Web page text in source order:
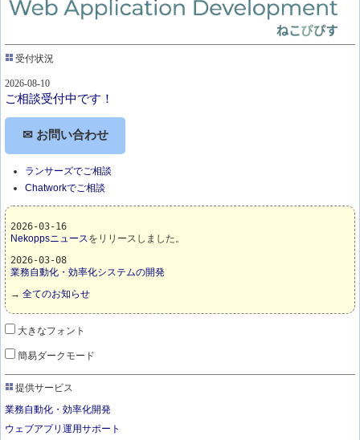
受付状況
2026-08-10
ご相談受付中です！
✉ お問い合わせ
ランサーズでご相談
Chatworkでご相談
2026-03-16
Nekoppsニュース をリリースしました。
2026-03-08
業務自動化・効率化システムの開発
→ 全てのお知らせ
大きなフォント
簡易ダークモード
提供サービス
業務自動化・効率化開発
ウェブアプリ運用サポート